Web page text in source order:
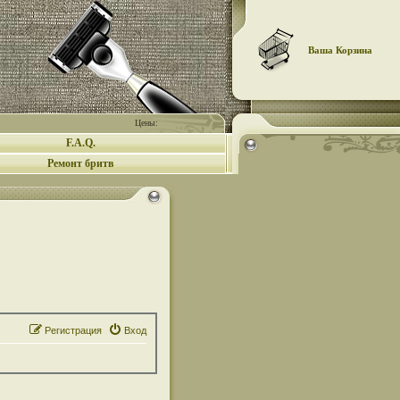
Цены:
Ваша Корзина
F.A.Q.
Ремонт бритв
Вход
Регистрация